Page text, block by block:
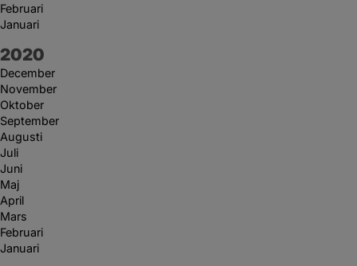
Februari
Januari
År:
2020
December
November
Oktober
September
Augusti
Juli
Juni
Maj
April
Mars
Februari
Januari